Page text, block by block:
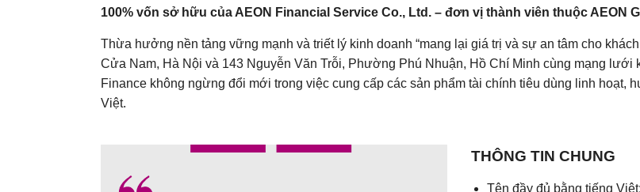
100% vốn sở hữu của AEON Financial Service Co., Ltd. – đơn vị thành viên thuộc AEON
Thừa hưởng nền tảng vững mạnh và triết lý kinh doanh “mang lại giá trị và sự an tâm cho
Cửa Nam, Hà Nội và 143 Nguyễn Văn Trỗi, Phường Phú Nhuận, Hồ Chí Minh cùng mạng lưới
Finance không ngừng đổi mới trong việc cung cấp các sản phẩm tài chính tiêu dùng linh
Việt.
THÔNG TIN CHUNG
Tên đầy đủ bằng tiếng Việt: